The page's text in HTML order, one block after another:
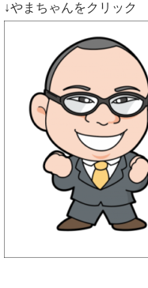
↓やまちゃんをクリック